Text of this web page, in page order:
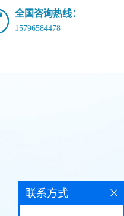
全国咨询热线：
15796584478
联系方式